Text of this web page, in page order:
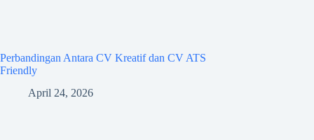
Perbandingan Antara CV Kreatif dan CV ATS
Friendly
April 24, 2026